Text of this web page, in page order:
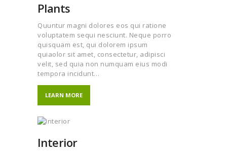
Plants
Quuntur magni dolores eos qui ratione
voluptatem sequi nesciunt. Neque porro
quisquam est, qui dolorem ipsum
quiaolor sit amet, consectetur, adipisci
velit, sed quia non numquam eius modi
tempora incidunt…
LEARN MORE
Interior